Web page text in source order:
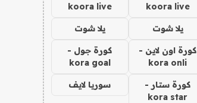
koora live
koora live
يلا شوت يلا شوت
كورة اون لاين -
kora onli
كورة جول -
kora goal
كورة ستار -
kora star
سوريا لايف